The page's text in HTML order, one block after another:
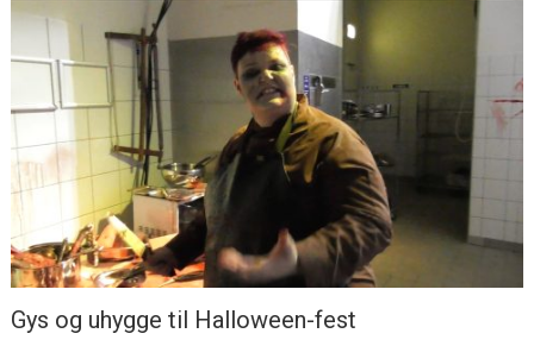
Gys og uhygge til Halloween-fest